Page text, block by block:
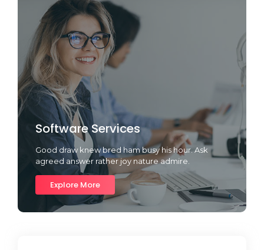
Software Services
Good draw knew bred ham busy his hour. Ask
agreed answer rather joy nature admire.
Explore More